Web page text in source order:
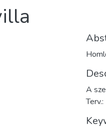
A